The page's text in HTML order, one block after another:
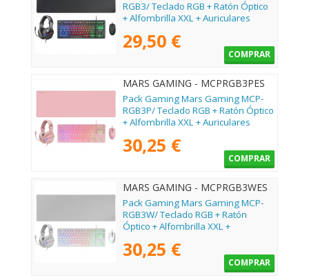
RGB3/ Teclado RGB + Ratón Óptico
+ Alfombrilla XXL + Auriculares
29,50 €
COMPRAR
MARS GAMING - MCPRGB3PES
Pack Gaming Mars Gaming MCP-
RGB3P/ Teclado RGB + Ratón Óptico
+ Alfombrilla XXL + Auriculares
30,25 €
COMPRAR
MARS GAMING - MCPRGB3WES
Pack Gaming Mars Gaming MCP-
RGB3W/ Teclado RGB + Ratón
Óptico + Alfombrilla XXL +
30,25 €
COMPRAR